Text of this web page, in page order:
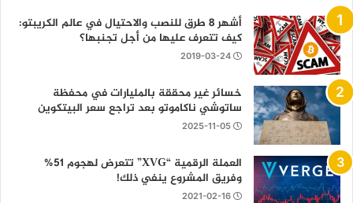
أشهر 8 طرق للنصب والاحتيال في عالم الكريبتو:
كيف تتعرف عليها من أجل تجنبها؟
2019-03-24
خسائر غير محققة بالمليارات في محفظة
ساتوشي ناكاموتو بعد تراجع سعر البيتكوين
2025-11-05
العملة الرقمية “XVG” تتعرض لهجوم 51%
وفريق المشروع ينفي ذلك!
2021-02-16